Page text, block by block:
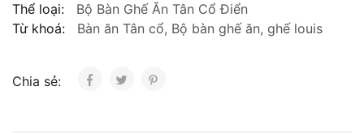
Thể loại:
Bộ Bàn Ghế Ăn Tân Cổ Điển
Từ khoá:
Bàn ăn Tân cổ, Bộ bàn ghế ăn, ghế louis
Chia sẻ: